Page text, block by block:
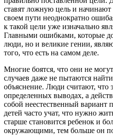
ставят ложную цель и
своем пути неоднократно
к такой цели уже изначально
Главными ошибками, которые
люди, но и великие гении,
того, что есть на самом деле.
Многие боятся, что они не
случаев даже не пытаются
объяснение. Люди считают, что
определенных выводах, а
собой неестественный вариант
детей часто учат, что нужно
старше становится ребенок и
окружающими, тем больше он